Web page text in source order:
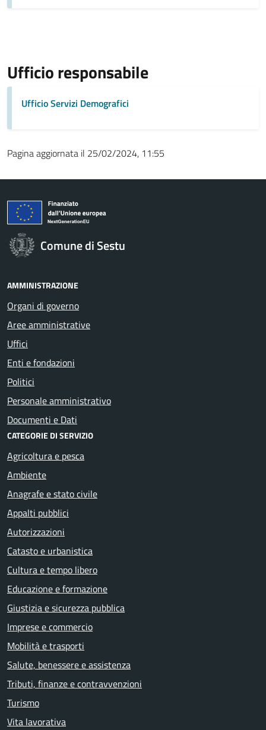
Ufficio responsabile
Ufficio Servizi Demografici
Pagina aggiornata il 25/02/2024, 11:55
Comune di Sestu
AMMINISTRAZIONE
Organi di governo
Aree amministrative
Uffici
Enti e fondazioni
Politici
Personale amministrativo
Documenti e Dati
CATEGORIE DI SERVIZIO
Agricoltura e pesca
Ambiente
Anagrafe e stato civile
Appalti pubblici
Autorizzazioni
Catasto e urbanistica
Cultura e tempo libero
Educazione e formazione
Giustizia e sicurezza pubblica
Imprese e commercio
Mobilità e trasporti
Salute, benessere e assistenza
Tributi, finanze e contravvenzioni
Turismo
Vita lavorativa